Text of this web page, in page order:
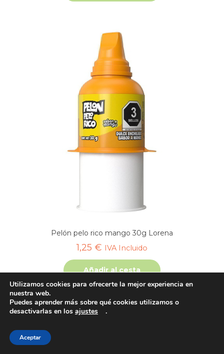
Pelón pelo rico mango 30g Lorena
1,25 € IVA Incluido
Añadir al cesta
Utilizamos cookies para ofrecerte la mejor experiencia en
nuestra web.
Puedes aprender más sobre qué cookies utilizamos o
desactivarlas en los ajustes .
Aceptar